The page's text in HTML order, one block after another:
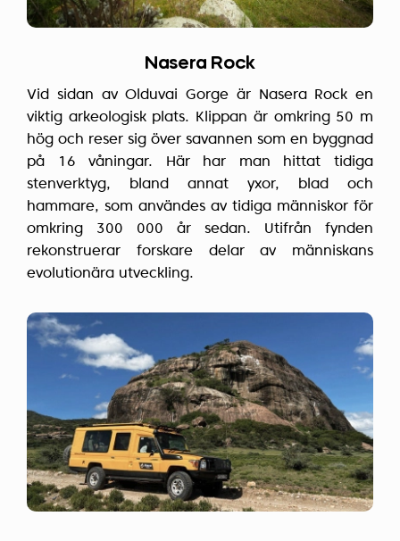
Nasera Rock
Vid sidan av Olduvai Gorge är Nasera Rock en
viktig arkeologisk plats. Klippan är omkring 50 m
hög och reser sig över savannen som en byggnad
på 16 våningar. Här har man hittat tidiga
stenverktyg, bland annat yxor, blad och
hammare, som användes av tidiga människor för
omkring 300 000 år sedan. Utifrån fynden
rekonstruerar forskare delar av människans
evolutionära utveckling.